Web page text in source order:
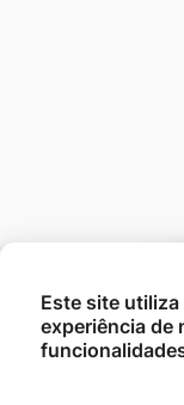
Este site
experiência de